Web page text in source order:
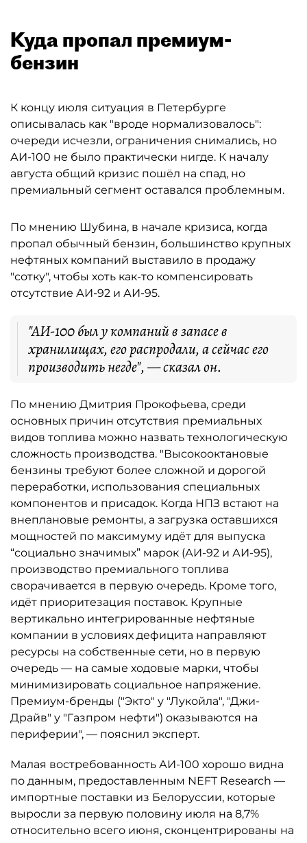
Куда пропал премиум-
бензин
К концу июля ситуация в Петербурге
описывалась как "вроде нормализовалось":
очереди исчезли, ограничения снимались, но
АИ-100 не было практически нигде. К началу
августа общий кризис пошёл на спад, но
премиальный сегмент оставался проблемным.
По мнению Шубина, в начале кризиса, когда
пропал обычный бензин, большинство крупных
нефтяных компаний выставило в продажу
"сотку", чтобы хоть как-то компенсировать
отсутствие АИ-92 и АИ-95.
"АИ-100 был у компаний в запасе в
хранилищах, его распродали, а сейчас его
производить негде", — сказал он.
По мнению Дмитрия Прокофьева, среди
основных причин отсутствия премиальных
видов топлива можно назвать технологическую
сложность производства. "Высокооктановые
бензины требуют более сложной и дорогой
переработки, использования специальных
компонентов и присадок. Когда НПЗ встают на
внеплановые ремонты, а загрузка оставшихся
мощностей по максимуму идёт для выпуска
“социально значимых” марок (АИ-92 и АИ-95),
производство премиального топлива
сворачивается в первую очередь. Кроме того,
идёт приоритезация поставок. Крупные
вертикально интегрированные нефтяные
компании в условиях дефицита направляют
ресурсы на собственные сети, но в первую
очередь — на самые ходовые марки, чтобы
минимизировать социальное напряжение.
Премиум-бренды ("Экто" у "Лукойла", "Джи-
Драйв" у "Газпром нефти") оказываются на
периферии", — пояснил эксперт.
Малая востребованность АИ-100 хорошо видна
по данным, предоставленным NEFT Research —
импортные поставки из Белоруссии, которые
выросли за первую половину июля на 8,7%
относительно всего июня, сконцентрированы на